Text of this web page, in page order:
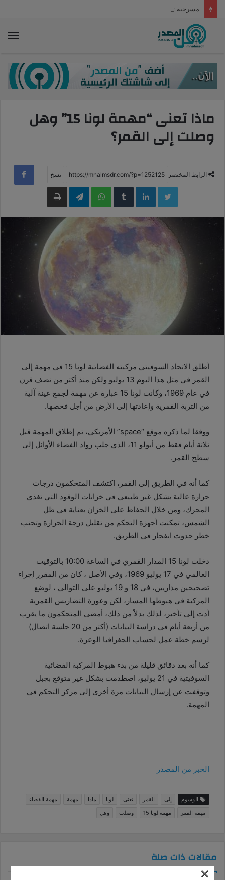
ماذا تعنى “مهمة لونا 15” وهل
وصلت إلى القمر؟
الرابط المختصر
LinkedIn
WhatsApp
Telegramطباعة
أطلق الاتحاد السوفيتي مركبته الفضائية لونا 15 في مهمة إلى
القمر في مثل هذا اليوم 13 يوليو ولكن منذ أكثر من نصف قرن
في عام 1969، وكانت لونا 15 عبارة عن مهمة لجمع عينة آلية
من التربة القمرية وإعادتها إلى الأرض من أجل فحصها.
ووفقا لما ذكره موقع “space” الأمريكي، تم إطلاق المهمة قبل
ثلاثة أيام فقط من أبولو 11، الذي جلب رواد الفضاء الأوائل إلى
سطح القمر.
كما أنه في الطريق إلى القمر، اكتشف المتحكمون درجات
حرارة عالية بشكل غير طبيعي في خزانات الوقود التي تغذي
المحرك، ومن خلال الحفاظ على الخزان بعناية في ظل
الشمس، تمكنت أجهزة التحكم من تقليل درجة الحرارة وتجنب
خطر حدوث انفجار في الطريق.
دخلت لونا 15 المدار القمري في الساعة 10:00 بالتوقيت
العالمي في 17 يوليو 1969، وفي الأصل ، كان من المقرر إجراء
تصحيحين مداريين، في 18 و 19 يوليو على التوالي ، لوضع
المركبة في هبوطها المسار، لكن وعورة التضاريس القمرية
أدت إلى تأخير، لذلك بدلاً من ذلك، أمضى المتحكمون ما يقرب
من أربعة أيام في دراسة البيانات (أكثر من 20 جلسة اتصال)
لرسم خطة عمل لحساب الجغرافيا الوعرة.
كما أنه بعد دقائق قليلة من بدء هبوط المركبة الفضائية
السوفيتية في 21 يوليو، اصطدمت بشكل غير متوقع بجبل
وتوقفت عن إرسال البيانات مرة أخرى إلى مركز التحكم في
المهمة.
الخبر من المصدر
الوسوم إلى القمر تعنى لونا ماذا مهمة
مهمة الفضاء
مهمة القمر
مهمة لونا 15 وصلت وهل
مقالات ذات صلة
×